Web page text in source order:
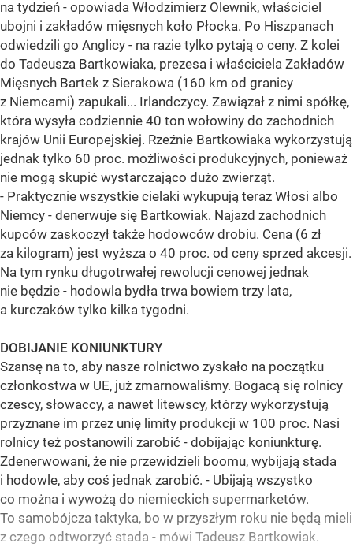
na tydzień - opowiada Włodzimierz Olewnik, właściciel
ubojni i zakładów mięsnych koło Płocka. Po Hiszpanach
odwiedzili go Anglicy - na razie tylko pytają o ceny. Z kolei
do Tadeusza Bartkowiaka, prezesa i właściciela Zakładów
Mięsnych Bartek z Sierakowa (160 km od granicy
z Niemcami) zapukali... Irlandczycy. Zawiązał z nimi spółkę,
która wysyła codziennie 40 ton wołowiny do zachodnich
krajów Unii Europejskiej. Rzeźnie Bartkowiaka wykorzystują
jednak tylko 60 proc. możliwości produkcyjnych, ponieważ
nie mogą skupić wystarczająco dużo zwierząt.
- Praktycznie wszystkie cielaki wykupują teraz Włosi albo
Niemcy - denerwuje się Bartkowiak. Najazd zachodnich
kupców zaskoczył także hodowców drobiu. Cena (6 zł
za kilogram) jest wyższa o 40 proc. od ceny sprzed akcesji.
Na tym rynku długotrwałej rewolucji cenowej jednak
nie będzie - hodowla bydła trwa bowiem trzy lata,
a kurczaków tylko kilka tygodni.
DOBIJANIE KONIUNKTURY
Szansę na to, aby nasze rolnictwo zyskało na początku
członkostwa w UE, już zmarnowaliśmy. Bogacą się rolnicy
czescy, słowaccy, a nawet litewscy, którzy wykorzystują
przyznane im przez unię limity produkcji w 100 proc. Nasi
rolnicy też postanowili zarobić - dobijając koniunkturę.
Zdenerwowani, że nie przewidzieli boomu, wybijają stada
i hodowle, aby coś jednak zarobić. - Ubijają wszystko
co można i wywożą do niemieckich supermarketów.
To samobójcza taktyka, bo w przyszłym roku nie będą mieli
z czego odtworzyć stada - mówi Tadeusz Bartkowiak.